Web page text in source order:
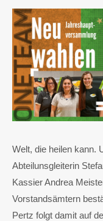
Welt, die heilen kann.
Abteilunsgleiterin
Kassier Andrea
Vorstandsämtern
Pertz folgt damit auf